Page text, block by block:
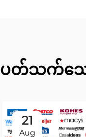
ပတ်သက်သေ
21
Aug